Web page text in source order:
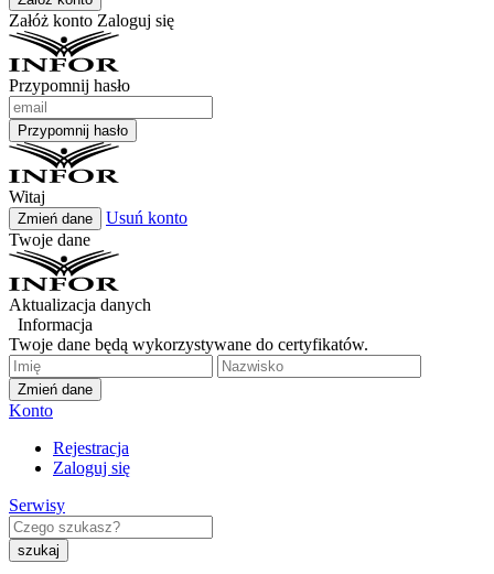
Załóż konto Zaloguj się
Przypomnij hasło
Przypomnij hasło
Witaj
Zmień dane
Usuń konto
Twoje dane
Aktualizacja danych
Informacja
Twoje dane będą wykorzystywane do certyfikatów.
Zmień dane
Konto
Rejestracja
Zaloguj się
Serwisy